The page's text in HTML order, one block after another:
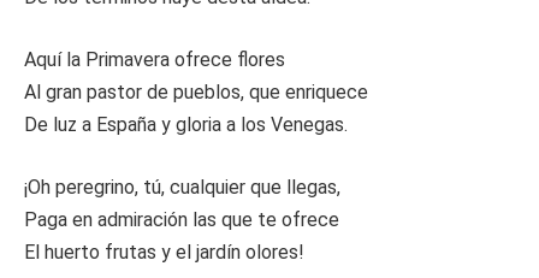
Aquí la Primavera ofrece flores
Al gran pastor de pueblos, que enriquece
De luz a España y gloria a los Venegas.
¡Oh peregrino, tú, cualquier que llegas,
Paga en admiración las que te ofrece
El huerto frutas y el jardín olores!